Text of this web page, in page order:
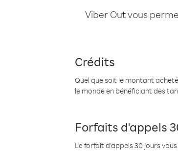
Viber Out vous
Crédits
Quel que soit le montant
le monde en bénéficiant des
Forfaits d'appels
Le forfait d'appels 30 jours